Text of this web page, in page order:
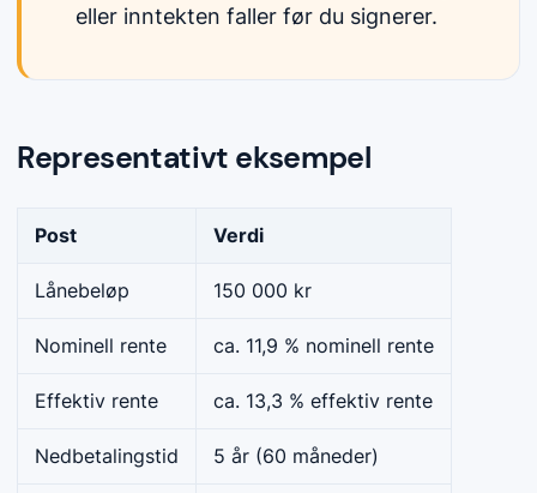
eller inntekten faller før du signerer.
Representativt eksempel
Post Verdi
Lånebeløp 150 000 kr
Nominell rente ca. 11,9 % nominell rente
Effektiv rente ca. 13,3 % effektiv rente
Nedbetalingstid 5 år (60 måneder)